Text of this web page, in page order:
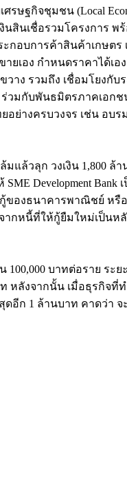
ษฐกิจชุมชน (Local
นสินเชื่อรวมโครงกา
บการค้าสินค้าเกษตร
เอง กำหนดราคาได้เ
วาง รวมถึง เชื่อมโยง
มกับพันธมิตรภาคเอก
ยอย่างครบวงจร เช่น
แล้วลุก วงเงิน 1,800
Development
กู้ของธนาคารพาณิชย์
ากหนี้ที่ให้กู้ยืมใหม่เป็นห
บาทต่อราย ระ
หลังจากนั้น เมื่อธุรกิ
สุดอีก 1 ล้านบาท คาดว่